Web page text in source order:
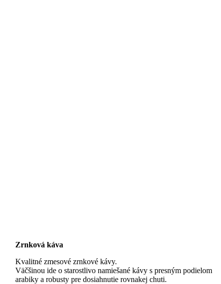
Zrnková káva
Kvalitné zmesové zrnkové kávy.
Väčšinou ide o starostlivo namiešané kávy s presným podielom
arabiky a robusty pre dosiahnutie rovnakej chuti.